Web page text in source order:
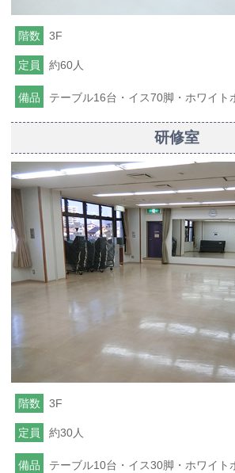
階数 3F
定員 約60人
備品 テーブル16台・イス70脚・ホワイト
研修室
階数 3F
定員 約30人
備品 テーブル10台・イス30脚・ホワイト